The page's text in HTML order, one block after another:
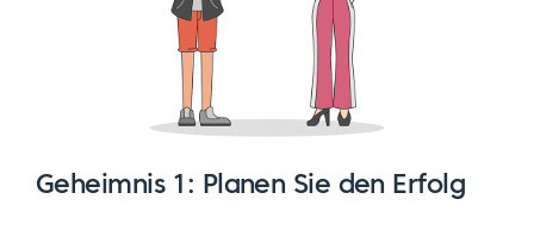
Geheimnis 1: Planen Sie den Erfolg